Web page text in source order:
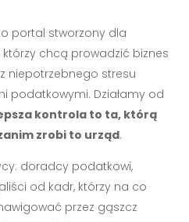
portal stworzony dla
chcą prowadzić biznes
niepotrzebnego stresu
podatkowymi. Działamy od
kontrola to ta, którą
zrobi to urząd.
doradcy podatkowi,
od kadr, którzy na co
przez gąszcz